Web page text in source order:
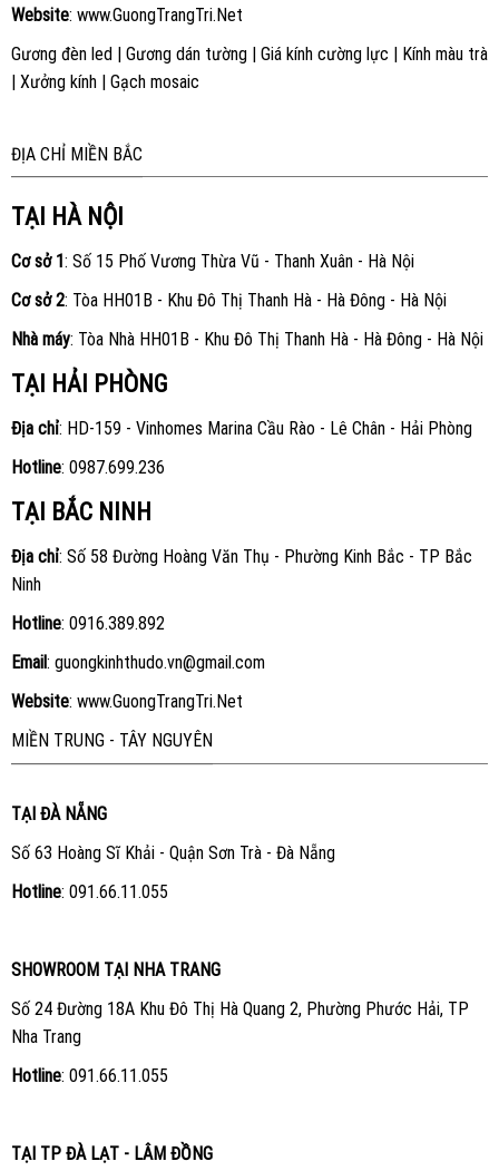
Website: www.GuongTrangTri.Net
Gương đèn led| Gương dán tường| Giá kính cường lực | Kính màu trà
| Xưởng kính| Gạch mosaic
ĐỊA CHỈ MIỀN BẮC
TẠI HÀ NỘI
Cơ sở 1 : Số 15 Phố Vương Thừa Vũ - Thanh Xuân - Hà Nội
Cơ sở 2: Tòa HH01B - Khu Đô Thị Thanh Hà - Hà Đông - Hà Nội
Nhà máy: Tòa Nhà HH01B - Khu Đô Thị Thanh Hà - Hà Đông - Hà Nội
TẠI HẢI PHÒNG
Địa chỉ: HD-159 - Vinhomes Marina Cầu Rào - Lê Chân - Hải Phòng
Hotline: 0987.699.236
TẠI BẮC NINH
Địa chỉ: Số 58 Đường Hoàng Văn Thụ - Phường Kinh Bắc - TP Bắc
Ninh
Hotline: 0916.389.892
Email: guongkinhthudo.vn@gmail.com
Website: www.GuongTrangTri.Net
MIỀN TRUNG - TÂY NGUYÊN
TẠI ĐÀ NẴNG
Số 63 Hoàng Sĩ Khải - Quận Sơn Trà - Đà Nẵng
Hotline: 091.66.11.055
SHOWROOM TẠI NHA TRANG
Số 24 Đường 18A Khu Đô Thị Hà Quang 2, Phường Phước Hải, TP
Nha Trang
Hotline: 091.66.11.055
TẠI TP ĐÀ LẠT - LÂM ĐỒNG